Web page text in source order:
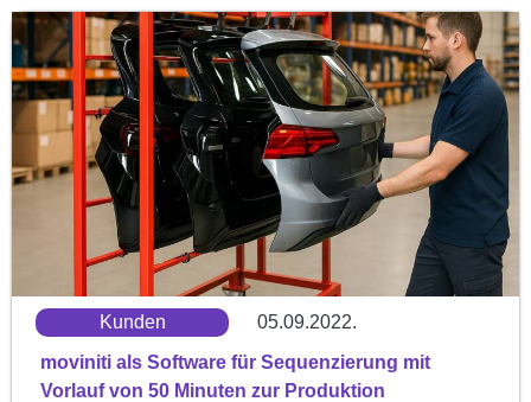
Kunden
05.09.2022.
moviniti als Software für Sequenzierung mit
Vorlauf von 50 Minuten zur Produktion